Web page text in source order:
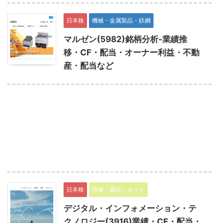
日本株 機械・金属製品・鉄鋼
マルゼン(5982)銘柄分析-業績推
移・CF・配当・オーナー利益・不動
産・配当など
日本株 情報・通信・ネット
デジタル・インフォメーション・テ